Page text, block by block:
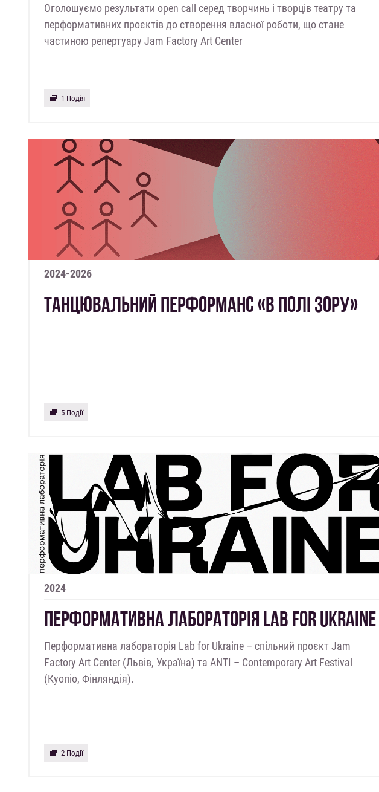
Оголошуємо результати open call серед творчинь і творців театру та
перформативних проєктів до створення власної роботи, що стане
частиною репертуару Jam Factory Art Center
1 Подія
2024-2026
ТАНЦЮВАЛЬНИЙ ПЕРФОРМАНС «В ПОЛІ ЗОРУ»
5 Події
2024
ПЕРФОРМАТИВНА ЛАБОРАТОРІЯ LAB FOR UKRAINE
Перформативна лабораторія Lab for Ukraine – спільний проєкт Jam
Factory Art Center (Львів, Україна) та ANTI – Contemporary Art Festival
(Куопіо, Фінляндія).
2 Події